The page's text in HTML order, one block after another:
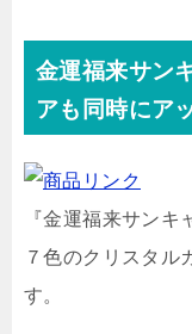
金運福来サン
アも同時にア
『金運福来サン
７色のクリスタル
す。